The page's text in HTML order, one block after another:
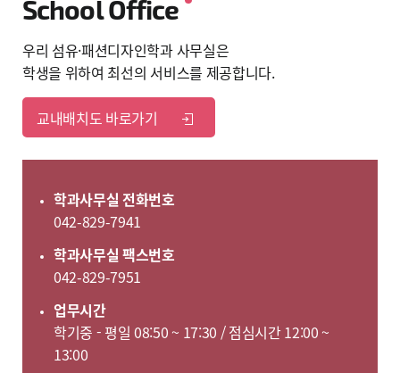
School Office
우리 섬유·패션디자인학과 사무실은
학생을 위하여 최선의 서비스를 제공합니다.
교내배치도 바로가기
학과사무실 전화번호
042-829-7941
학과사무실 팩스번호
042-829-7951
업무시간
학기중 - 평일 08:50 ~ 17:30 / 점심시간 12:00 ~
13:00